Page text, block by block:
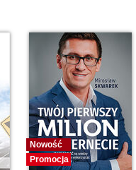
Nowość
Promocja